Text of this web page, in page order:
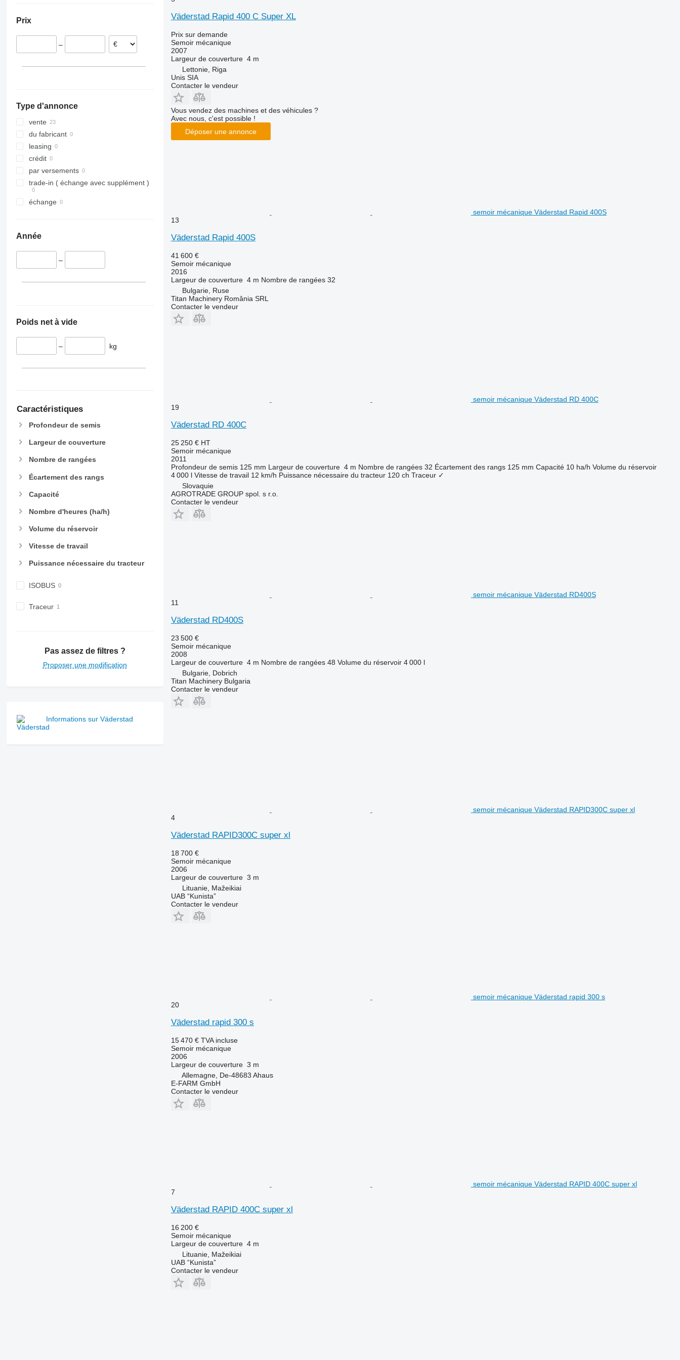
Slovaquie
Norvège
Prix
–
Type d'annonce
vente
du fabricant
leasing
crédit
par versements
trade-in ( échange avec supplément )
échange
Année
–
Poids net à vide
– kg
Caractéristiques
Profondeur de semis
Largeur de couverture
Nombre de rangées
Écartement des rangs
Capacité
Nombre d'heures (ha/h)
Volume du réservoir
Vitesse de travail
Puissance nécessaire du tracteur
ISOBUS
Traceur
Pas assez de filtres ?
Proposer une modification
Informations sur Väderstad
Väderstad Rapid 400 C Super XL
Prix sur demande
Semoir mécanique
2007
Largeur de couverture 4 m
Lettonie, Riga
Unis SIA
Contacter le vendeur
Vous vendez des machines et des véhicules ?
Avec nous, c'est possible !
Déposer une annonce
semoir mécanique Väderstad Rapid 400S
13
Väderstad Rapid 400S
41 600 €
Semoir mécanique
2016
Largeur de couverture 4 m Nombre de rangées 32
Bulgarie, Ruse
Titan Machinery România SRL
Contacter le vendeur
semoir mécanique Väderstad RD 400C
19
Väderstad RD 400C
25 250 € HT
Semoir mécanique
2011
Profondeur de semis 125 mm Largeur de couverture 4 m Nombre de rangées 32 Écartement des rangs 125 mm Capacité 10 ha/h Volume du réservoir
4 000 l Vitesse de travail 12 km/h Puissance nécessaire du tracteur 120 ch Traceur ✓
Slovaquie
AGROTRADE GROUP spol. s r.o.
Contacter le vendeur
semoir mécanique Väderstad RD400S
11
Väderstad RD400S
23 500 €
Semoir mécanique
2008
Largeur de couverture 4 m Nombre de rangées 48 Volume du réservoir 4 000 l
Bulgarie, Dobrich
Titan Machinery Bulgaria
Contacter le vendeur
semoir mécanique Väderstad RAPID300C super xl
4
Väderstad RAPID300C super xl
18 700 €
Semoir mécanique
2006
Largeur de couverture 3 m
Lituanie, Mažeikiai
UAB “Kunista”
Contacter le vendeur
semoir mécanique Väderstad rapid 300 s
20
Väderstad rapid 300 s
15 470 € TVA incluse
Semoir mécanique
2006
Largeur de couverture 3 m
Allemagne, De-48683 Ahaus
E-FARM GmbH
Contacter le vendeur
semoir mécanique Väderstad RAPID 400C super xl
7
Väderstad RAPID 400C super xl
16 200 €
Semoir mécanique
Largeur de couverture 4 m
Lituanie, Mažeikiai
UAB “Kunista”
Contacter le vendeur